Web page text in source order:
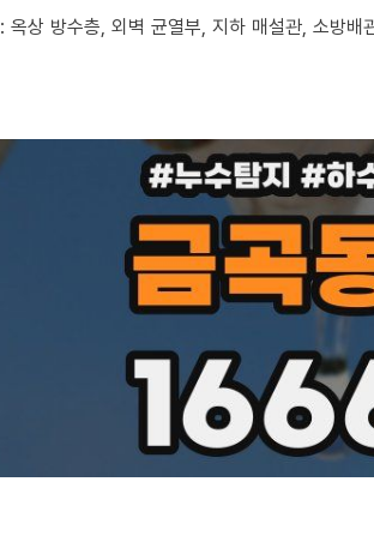
: 옥상 방수층, 외벽 균열부, 지하 매설관, 소방배